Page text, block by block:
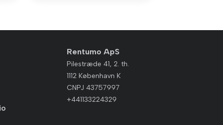
Rentumo ApS
Pilestræde 41, 2. th.
1112 København K
CNPJ 43757997
+441133224329